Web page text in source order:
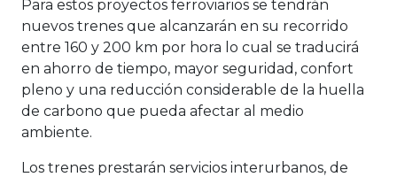
Para estos proyectos ferroviarios se tendrán
nuevos trenes que alcanzarán en su recorrido
entre 160 y 200 km por hora lo cual se traducirá
en ahorro de tiempo, mayor seguridad, confort
pleno y una reducción considerable de la huella
de carbono que pueda afectar al medio
ambiente.
Los trenes prestarán servicios interurbanos, de